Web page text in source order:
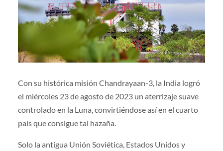
Con su histórica misión Chandrayaan-3, la India logró
el miércoles 23 de agosto de 2023 un aterrizaje suave
controlado en la Luna, convirtiéndose así en el cuarto
país que consigue tal hazaña.
Solo la antigua Unión Soviética, Estados Unidos y